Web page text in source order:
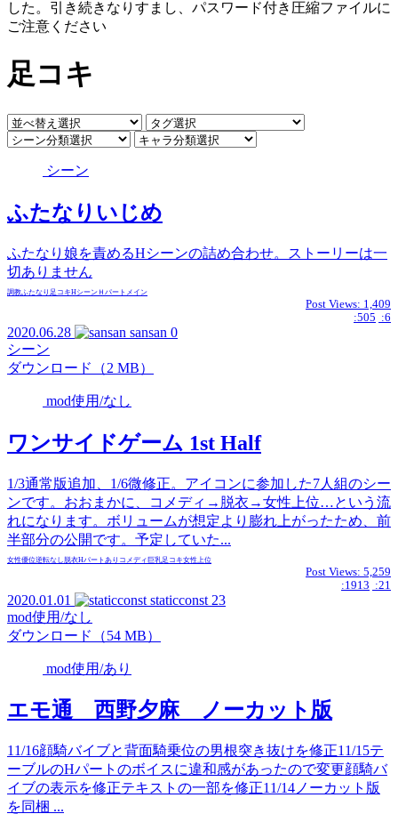
した。引き続きなりすまし、パスワード付き圧縮ファイルに
ご注意ください
足コキ
シーン
ふたなりいじめ
ふたなり娘を責めるHシーンの詰め合わせ。ストーリーは一
切ありません
調教 ふたなり 足コキHシーン Ｈパートメイン
Post Views: 1,409
:505 :6
2020.06.28 sansan 0
シーン
ダウンロード（2 MB）
mod使用/なし
ワンサイドゲーム 1st Half
1/3通常版追加、1/6微修正。アイコンに参加した7人組のシー
ンです。おおまかに、コメディ→脱衣→女性上位…という流
れになります。ボリュームが想定より膨れ上がったため、前
半部分の公開です。予定していた...
女性優位逆転なし 脱衣Hパートあり コメディ巨乳 足コキ女性上位
Post Views: 5,259
:1913 :21
2020.01.01 staticconst 23
mod使用/なし
ダウンロード（54 MB）
mod使用/あり
エモ通 西野夕麻 ノーカット版
11/16顔騎バイブと背面騎乗位の男根突き抜けを修正11/15テ
ーブルのHパートのボイスに違和感があったので変更顔騎バ
イブの表示を修正テキストの一部を修正11/14ノーカット版
を同梱 ...